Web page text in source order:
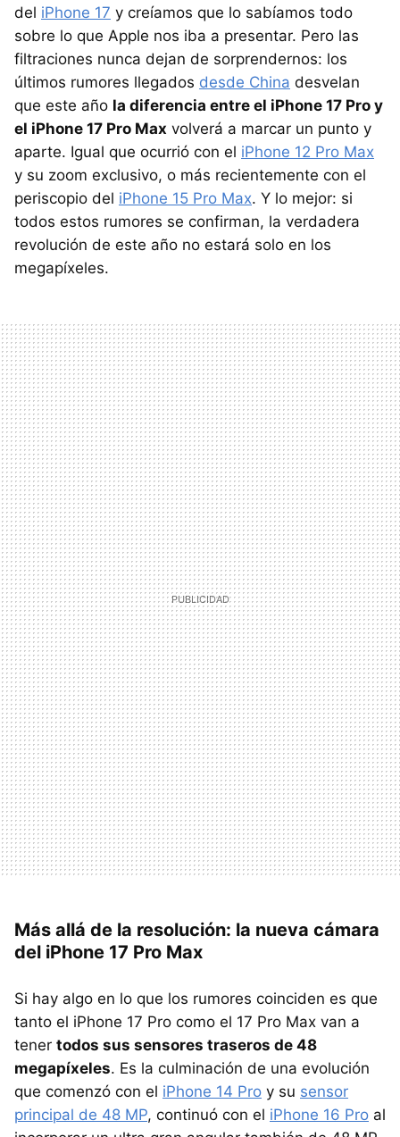
del iPhone 17 y creíamos que lo sabíamos todo
sobre lo que Apple nos iba a presentar. Pero las
filtraciones nunca dejan de sorprendernos: los
últimos rumores llegados desde China desvelan
que este año la diferencia entre el iPhone 17 Pro y
el iPhone 17 Pro Max volverá a marcar un punto y
aparte. Igual que ocurrió con el iPhone 12 Pro Max
y su zoom exclusivo, o más recientemente con el
periscopio del iPhone 15 Pro Max. Y lo mejor: si
todos estos rumores se confirman, la verdadera
revolución de este año no estará solo en los
megapíxeles.
Más allá de la resolución: la nueva cámara
del iPhone 17 Pro Max
Si hay algo en lo que los rumores coinciden es que
tanto el iPhone 17 Pro como el 17 Pro Max van a
tener todos sus sensores traseros de 48
megapíxeles. Es la culminación de una evolución
que comenzó con el iPhone 14 Pro y su sensor
principal de 48 MP, continuó con el iPhone 16 Pro al